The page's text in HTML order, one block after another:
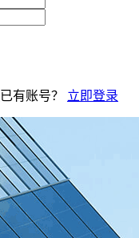
已有账号？ 立即登录